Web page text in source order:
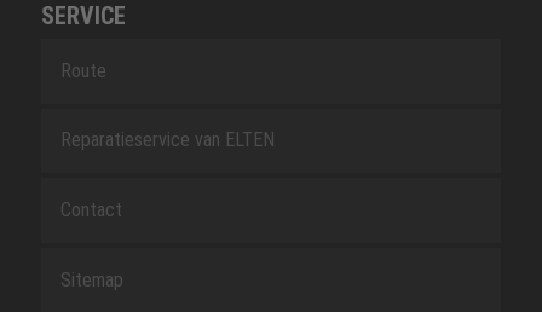
SERVICE
Route
Reparatieservice van ELTEN
Contact
Sitemap